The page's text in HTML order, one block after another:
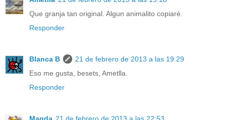
Que granja tan original. Algun animalito copiaré.
Responder
Blanca B
21 de febrero de 2013 a las 19:29
Eso me gusta, besets, Ametlla.
Responder
Magda 21 de febrero de 2013 a las 22:53